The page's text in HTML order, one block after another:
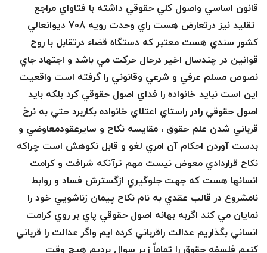
قانون اساسي واصول كلي حقوقي داشته با فتاواي مراجع
تقليد نيز درتعارض هست راي وحدت رويه 708 ديوانعالي
كشور سندي هست معتبر كه دستگاه قضاء درتقابل با روح
قوانين در چندسال اخير درحال حركت مي باشد و اجتهاد جاي
نصوص مسلم عرفي و شرعي وقانوني را گرفته است واقعيت
اين است نبايد خانواده را فداي اصول حقوقي كرد بلكه بايد
اصول حقوقي رادر راستاي اعتلاي خانواده بكاربرد حتي به نرخ
قرباني شدن علم حقوق ،‌ مقايسه نكاح و سايرعقودمعاوضي و
بدست آوردن احكام آن امري لغو و قابل نكوهش است چراكه
نكاح قراردادي معوض نيست مهم ترآنكه شرافت و كرامت
انسانها هست كه جهت جلوگيري ازگسترش فساد و روابط
نامشروع در قالب عقدي به نام نكاح پيمان زناشويي خود را
نمايان مي كند اگربه بهانه اصول حقوقي پاي بر روي كرامت
انساني بگذاريم عدالت راقرباني كرده ايم واگر عدالت را قرباني
كنيم فلسفه حقوق را تماماً زير سوال برديم هيچ وقت